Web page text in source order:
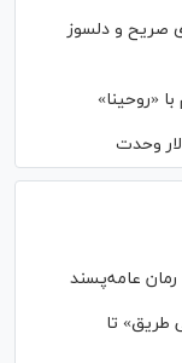
صریح و دلسوز
«روحینا»
وحدت
عامه‌پسند
طریق» تا